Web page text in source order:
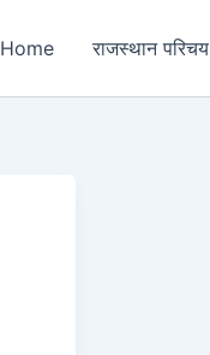
Home राजस्थान परिचय